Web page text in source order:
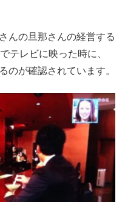
んの旦那さんの経営する
テレビに映った時に、
のが確認されています。